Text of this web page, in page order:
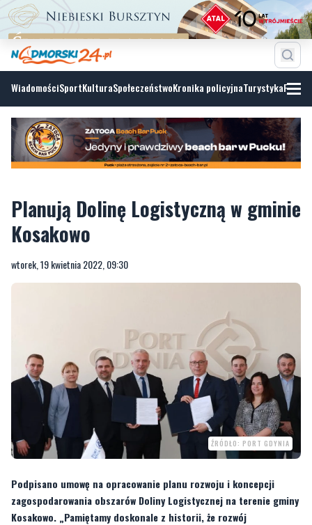
WiadomościSportKulturaSpołeczeństwoKronika policyjnaTurystyka
Planują Dolinę Logistyczną w gminie
Kosakowo
wtorek, 19 kwietnia 2022, 09:30
ŹRÓDŁO: PORT GDYNIA
Podpisano umowę na opracowanie planu rozwoju i koncepcji
zagospodarowania obszarów Doliny Logistycznej na terenie gminy
Kosakowo. „Pamiętamy doskonale z historii, że rozwój